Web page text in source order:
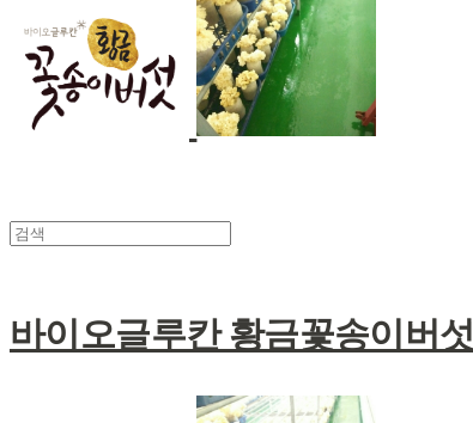
바이오글루칸 황금꽃송이버섯